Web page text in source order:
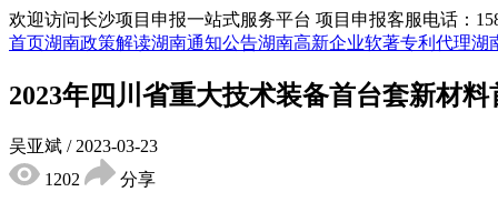
欢迎访问长沙项目申报一站式服务平台 项目申报客服电话：
首页湖南政策解读湖南通知公告湖南高新企业软著专利代理湖
2023年四川省重大技术装备首台套新材
吴亚斌 / 2023-03-23
1202
分享